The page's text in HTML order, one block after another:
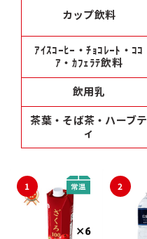
カップ飲料
ｱｲｽｺｰﾋｰ・ﾁｮｺﾚｰﾄ・ｺｺ
ｱ・ｶﾌｪﾗﾃ飲料
飲用乳
茶葉・そば茶・ハーブテ
ィ
1 2